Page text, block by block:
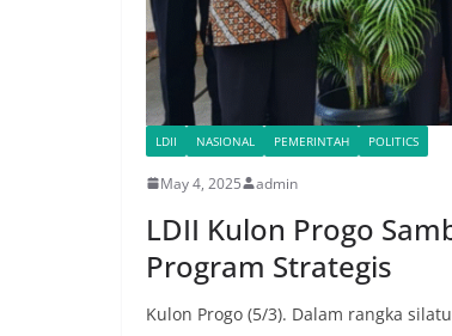
LDII NASIONAL PEMERINTAH POLITICS
May 4, 2025 admin
LDII Kulon Progo
Program Strategis
Kulon Progo (5/3). Dalam rangka